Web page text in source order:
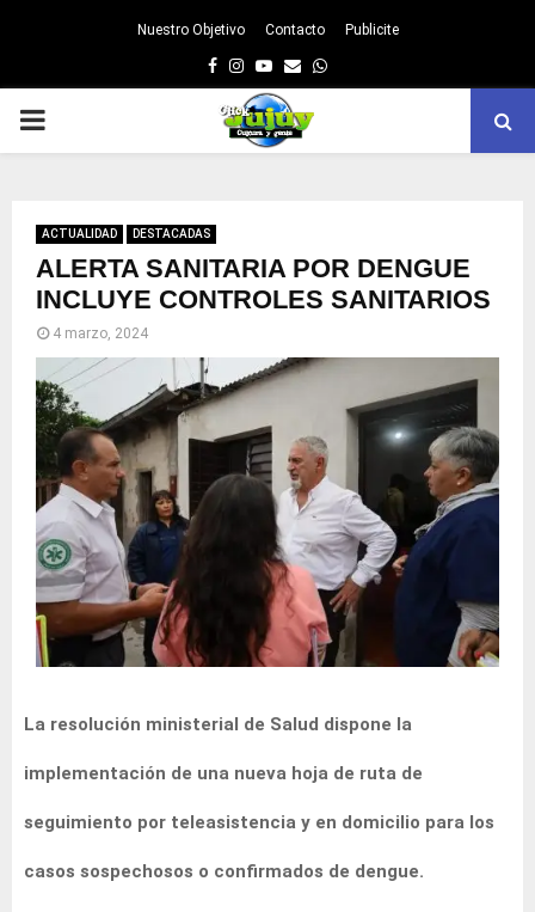
Nuestro Objetivo Contacto Publicite
Facebook
Instagram
Youtube
EmailWhatsapp
PRIMARY
ACTUALIDAD DESTACADAS
ALERTA SANITARIA POR DENGUE
INCLUYE CONTROLES SANITARIOS
4 marzo, 2024
La resolución ministerial de Salud dispone la
implementación de una nueva hoja de ruta de
seguimiento por teleasistencia y en domicilio para los
casos sospechosos o confirmados de dengue.